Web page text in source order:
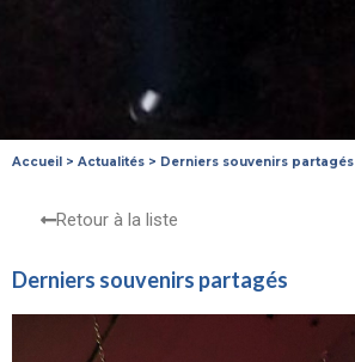
Accueil > Actualités > Derniers souvenirs partagés
Retour à la liste
Derniers souvenirs partagés